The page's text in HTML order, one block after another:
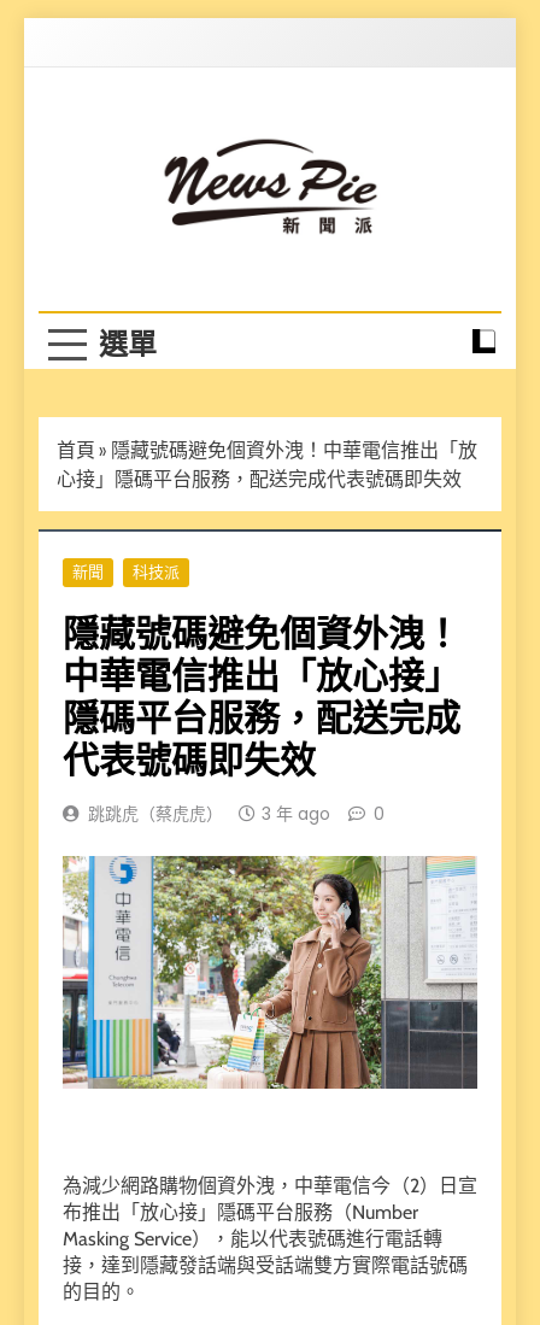
首頁 » 隱藏號碼避免個資外洩！中華電信推出「放
心接」隱碼平台服務，配送完成代表號碼即失效
新聞 科技派
隱藏號碼避免個資外洩！
中華電信推出「放心接」
隱碼平台服務，配送完成
代表號碼即失效
跳跳虎（蔡虎虎） 3 年 ago 0
為減少網路購物個資外洩，中華電信今（2）日宣
布推出「放心接」隱碼平台服務（Number
Masking Service），能以代表號碼進行電話轉
接，達到隱藏發話端與受話端雙方實際電話號碼
的目的。